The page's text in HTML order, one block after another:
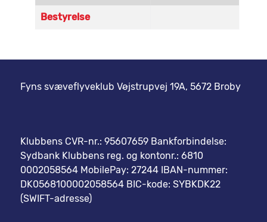
Kontakter,
Bestyrelse
Fyns svæveflyveklub Vøjstrupvej 19A, 5672 Broby
Klubbens CVR-nr.: 95607659 Bankforbindelse:
Sydbank Klubbens reg. og kontonr.: 6810
0002058564 MobilePay: 27244 IBAN-nummer:
DK0568100002058564 BIC-kode: SYBKDK22
(SWIFT-adresse)